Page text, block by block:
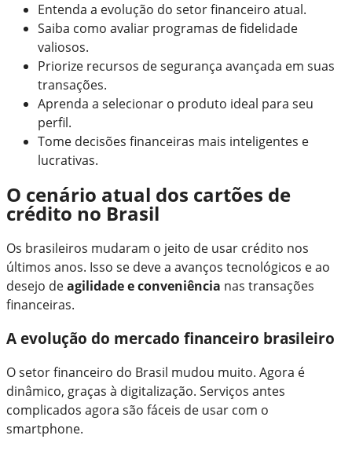
Entenda a evolução do setor financeiro atual.
Saiba como avaliar programas de fidelidade
valiosos.
Priorize recursos de segurança avançada em suas
transações.
Aprenda a selecionar o produto ideal para seu
perfil.
Tome decisões financeiras mais inteligentes e
lucrativas.
O cenário atual dos cartões de
crédito no Brasil
Os brasileiros mudaram o jeito de usar crédito nos
últimos anos. Isso se deve a avanços tecnológicos e ao
desejo deagilidade e conveniência nas transações
financeiras.
A evolução do mercado financeiro brasileiro
O setor financeiro do Brasil mudou muito. Agora é
dinâmico, graças à digitalização. Serviços antes
complicados agora são fáceis de usar com o
smartphone.